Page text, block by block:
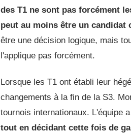
des T1 ne sont pas forcément
peut au moins être un candidat
être une décision logique, mais
l'applique pas forcément.
Lorsque les T1 ont établi leur
changements à la fin de la S3.
tournois internationaux. L'équipe
tout en décidant cette fois de